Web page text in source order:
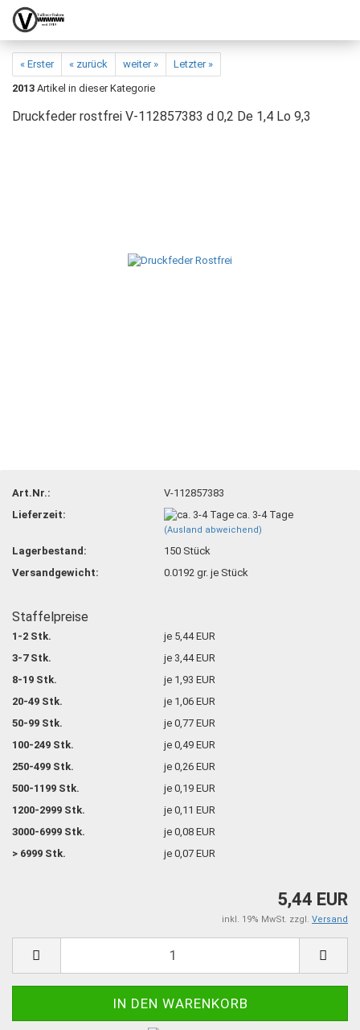
« Erster « zurück weiter »
Letzter »
2013 Artikel in dieser Kategorie
Druckfeder rostfrei V-112857383 d 0,2 De 1,4 Lo 9,3
Art.Nr.:
V-112857383
Lieferzeit:
ca. 3-4 Tage
(Ausland abweichend)
Lagerbestand: 150 Stück
Versandgewicht:
0.0192 gr. je Stück
Staffelpreise
1-2 Stk.
je 5,44 EUR
3-7 Stk.
je 3,44 EUR
8-19 Stk.
je 1,93 EUR
20-49 Stk.
je 1,06 EUR
50-99 Stk.
je 0,77 EUR
100-249 Stk.
je 0,49 EUR
250-499 Stk.
je 0,26 EUR
500-1199 Stk.
je 0,19 EUR
1200-2999 Stk.
je 0,11 EUR
3000-6999 Stk.
je 0,08 EUR
> 6999 Stk.
je 0,07 EUR
5,44 EUR
inkl. 19% MwSt. zzgl. Versand